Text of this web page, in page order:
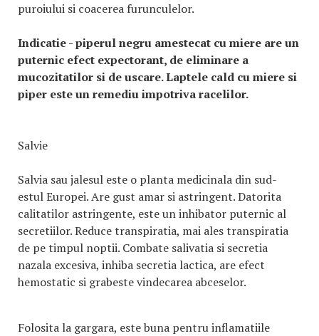
puroiului si coacerea furunculelor.
Indicatie - piperul negru amestecat cu miere are un
puternic efect expectorant, de eliminare a
mucozitatilor si de uscare. Laptele cald cu miere si
piper este un remediu impotriva racelilor.
Salvie
Salvia sau jalesul este o planta medicinala din sud-
estul Europei. Are gust amar si astringent. Datorita
calitatilor astringente, este un inhibator puternic al
secretiilor. Reduce transpiratia, mai ales transpiratia
de pe timpul noptii. Combate salivatia si secretia
nazala excesiva, inhiba secretia lactica, are efect
hemostatic si grabeste vindecarea abceselor.
Folosita la gargara, este buna pentru inflamatiile